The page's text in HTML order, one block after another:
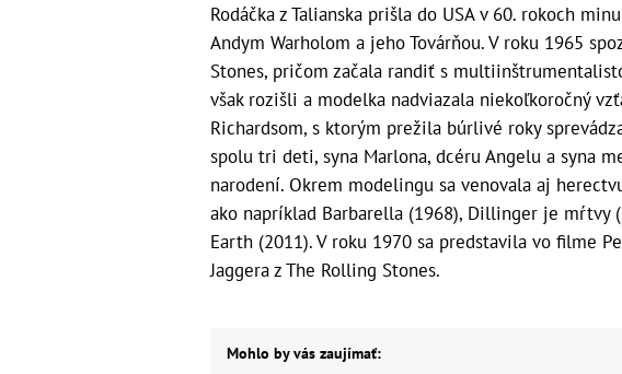
Rodáčka z Talianska prišla do USA v 60. rokoch
Andym Warholom a jeho Továrňou. V roku 1965
Stones, pričom začala randiť s
však rozišli a modelka nadviazala niekoľkoročný
Richardsom, s ktorým prežila búrlivé roky
spolu tri deti, syna Marlona, dcéru Angelu a syna
narodení. Okrem modelingu sa venovala aj
ako napríklad Barbarella (1968), Dillinger je mŕtvy
Earth (2011). V roku 1970 sa predstavila vo filme
Jaggera z The Rolling Stones.
Mohlo by vás zaujímať: